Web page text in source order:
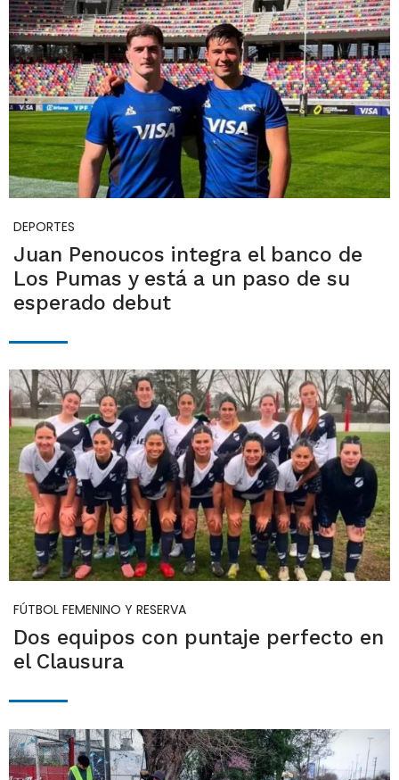
DEPORTES
Juan Penoucos integra el banco de
Los Pumas y está a un paso de su
esperado debut
FÚTBOL FEMENINO Y RESERVA
Dos equipos con puntaje perfecto en
el Clausura